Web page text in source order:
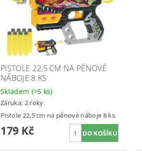
PISTOLE 22,5 CM NA PĚNOVÉ
NÁBOJE 8 KS
Skladem (>5 ks)
Záruka: 2 roky
Pistole 22,5 cm na pěnové náboje 8 ks.
179 Kč